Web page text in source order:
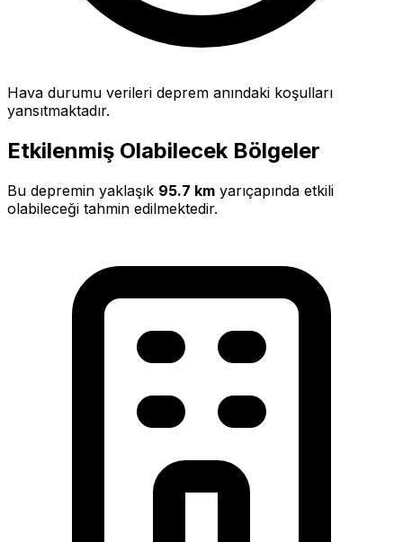
Hava durumu verileri deprem anındaki koşulları
yansıtmaktadır.
Etkilenmiş Olabilecek Bölgeler
Bu depremin yaklaşık 95.7 km yarıçapında etkili
olabileceği tahmin edilmektedir.